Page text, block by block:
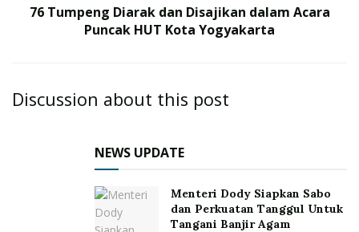
76 Tumpeng Diarak dan Disajikan dalam Acara
Puncak HUT Kota Yogyakarta
Discussion about this post
NEWS UPDATE
Menteri Dody Siapkan Sabo
dan Perkuatan Tanggul Untuk
Tangani Banjir Agam